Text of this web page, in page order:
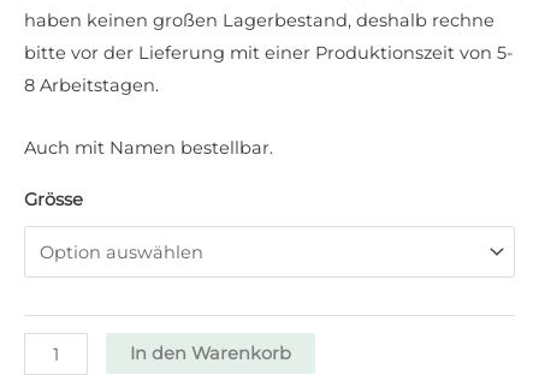
haben keinen großen Lagerbestand, deshalb rechne
bitte vor der Lieferung mit einer Produktionszeit von 5-
8 Arbeitstagen.
Auch mit Namen bestellbar.
Grösse
In den Warenkorb